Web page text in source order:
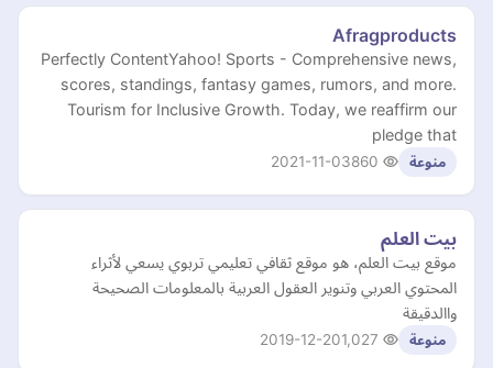
Afragproducts
Perfectly ContentYahoo! Sports - Comprehensive news,
scores, standings, fantasy games, rumors, and more.
Tourism for Inclusive Growth. Today, we reaffirm our
pledge that
منوعة 2021-11-03
بيت العلم
موقع بيت العلم، هو موقع ثقافي تعليمي تربوي يسعي لأثراء
المحتوي العربي وتنوير العقول العربية بالمعلومات الصحيحة
واالدقيقة
منوعة 2019-12-20